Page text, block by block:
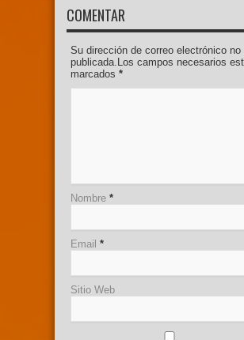
COMENTAR
Su dirección de correo electrónico no
publicada.Los campos necesarios
marcados *
Nombre *
Email *
Sitio Web